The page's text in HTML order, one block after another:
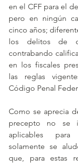
en el CFF para el
pero en ningún
cinco años;
los delitos de
contrabando
en los fiscales
las reglas
Código Penal
Como se aprecia
precepto no se
aplicables
solamente se
que, para estas